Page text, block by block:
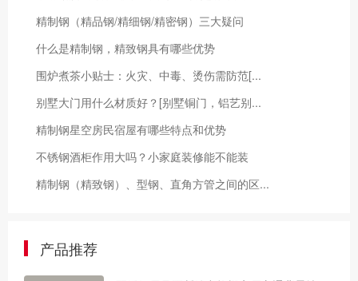
精制钢（精品钢/精细钢/精密钢）三大疑问
什么是精制钢，精致钢具有哪些优势
围炉煮茶小贴士：火灾、中毒、烫伤需防范[...
别墅大门用什么材质好？[别墅铜门，铝艺别...
精制钢星空房民宿屋有哪些特点和优势
不锈钢酒柜作用大吗？小家庭装修能不能装
精制钢（精致钢）、型钢、直角方管之间的区...
产品推荐